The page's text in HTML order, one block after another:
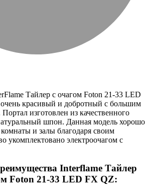
Тайлер с очагом Foton 21-33 LED
красивый и добротный с большим
изготовлен из качественного
шпон. Данная модель хорошо
и залы благодаря своим
укомплектовано электроочагом с
Interflame Тайлер
Foton 21-33 LED FX QZ: